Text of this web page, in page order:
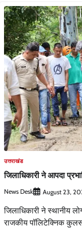
उत्तराखंड
जिलाधिकारी ने आपदा
News Desk August 23,
जिलाधिकारी ने स्थानीय
राजकीय पॉलिटेक्निक